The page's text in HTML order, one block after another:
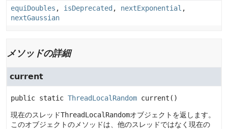
equiDoubles , isDeprecated , nextExponential ,
nextGaussian
メソッドの詳細
current
public static ThreadLocalRandom current ()
現在のスレッドThreadLocalRandomオブジェクトを返します。
このオブジェクトのメソッドは、他のスレッドではなく現在の